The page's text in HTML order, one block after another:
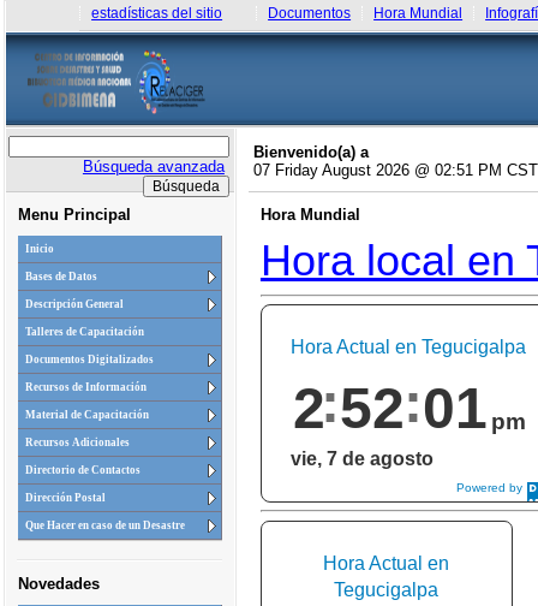
estadísticas del sitio Documentos Hora Mundial
Búsqueda avanzada
Menu Principal
Inicio
Bases de Datos
Descripción General
Talleres de Capacitación
Documentos Digitalizados
Recursos de Información
Material de Capacitación
Recursos Adicionales
Directorio de Contactos
Dirección Postal
Que Hacer en caso de un Desastre
Novedades
Bienvenido(a) a
07 Friday August 2026 @ 02:51 PM CST
Hora Mundial
Hora local en
Powered by
DaysPedia.com
Hora Actual en Tegucigalpa
2 52 01 pm
vie, 7 de agosto
Hora Actual en
Tegucigalpa